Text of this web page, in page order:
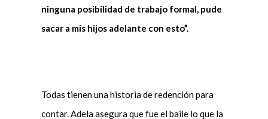
ninguna posibilidad de trabajo formal, pude
sacar a mis hijos adelante con esto”.
Todas tienen una historia de redención para
contar. Adela asegura que fue el baile lo que la